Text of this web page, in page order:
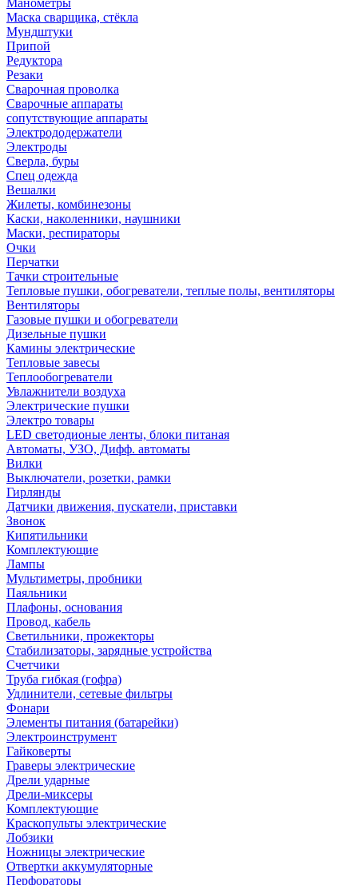
Манометры
Маска сварщика, стёкла
Мундштуки
Припой
Редуктора
Резаки
Сварочная проволка
Сварочные аппараты
сопутствующие аппараты
Электрододержатели
Электроды
Сверла, буры
Спец одежда
Вешалки
Жилеты, комбинезоны
Каски, наколенники, наушники
Маски, респираторы
Очки
Перчатки
Тачки строительные
Тепловые пушки, обогреватели, теплые полы, вентиляторы
Вентиляторы
Газовые пушки и обогреватели
Дизельные пушки
Камины электрические
Тепловые завесы
Теплообогреватели
Увлажнители воздуха
Электрические пушки
Электро товары
LED светодионые ленты, блоки питаная
Автоматы, УЗО, Дифф. автоматы
Вилки
Выключатели, розетки, рамки
Гирлянды
Датчики движения, пускатели, приставки
Звонок
Кипятильники
Комплектующие
Лампы
Мультиметры, пробники
Паяльники
Плафоны, основания
Провод, кабель
Светильники, прожекторы
Стабилизаторы, зарядные устройства
Счетчики
Труба гибкая (гофра)
Удлинители, сетевые фильтры
Фонари
Элементы питания (батарейки)
Электроинструмент
Гайковерты
Граверы электрические
Дрели ударные
Дрели-миксеры
Комплектующие
Краскопульты электрические
Лобзики
Ножницы электрические
Отвертки аккумуляторные
Перфораторы